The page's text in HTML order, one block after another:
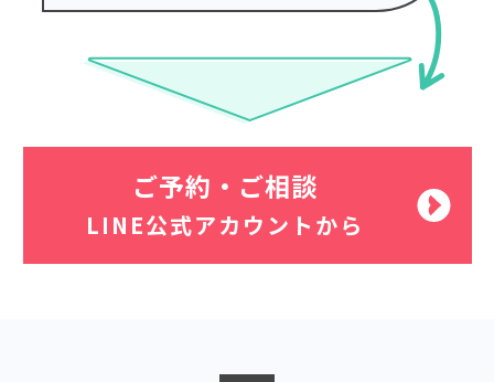
ご予約・ご相談
LINE公式アカウントから